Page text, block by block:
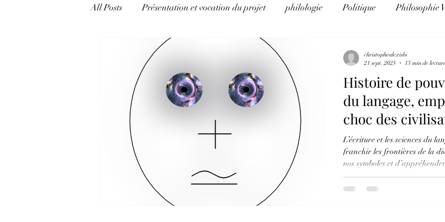
All Posts Présentation et vocation du projet philologie Politique Philosophie
catégorie mixte Mécanisme d'Histoire
Appréhender l'Hermétisme Eco Logos Science et religion Arithmancie pour
politique, pouvoir et argent éthique et éducation Science, politique, religion et art
Langage et pouvoir
Histoire de
du langage,
choc des
L’écriture et les sciences du
franchir les frontières de la
nos symboles et
commun. Mais elles
pouvoir que la bête humaine
christophealexisbi
21 sept. 2025
13 min de